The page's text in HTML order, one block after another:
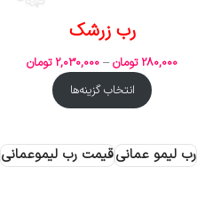
رب زرشک
280,000 تومان –
2,030,000 تومان
انتخاب گزینه‌ها
رب لیمو عمانیقیمت رب لیموعمانی